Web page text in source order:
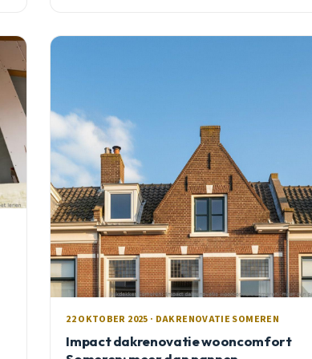
22 OKTOBER 2025 · DAKRENOVATIE SOMEREN
Impact dakrenovatie wooncomfort